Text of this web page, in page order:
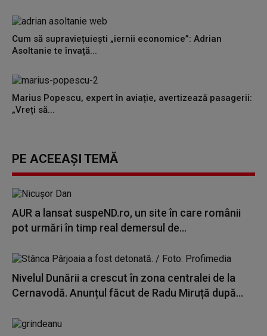
Cum să supraviețuiești „iernii economice”: Adrian
Asoltanie te învață...
Marius Popescu, expert în aviație, avertizează pasagerii:
„Vreți să...
PE ACEEAȘI TEMĂ
AUR a lansat suspeND.ro, un site în care românii
pot urmări în timp real demersul de...
Nivelul Dunării a crescut în zona centralei de la
Cernavodă. Anunțul făcut de Radu Miruță după...